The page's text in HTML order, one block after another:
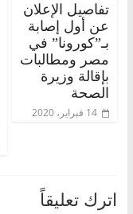
تفاصيل الإعلان
عن أول إصابة
بـ”كورونا” في
مصر ومطالبات
بإقالة وزيرة
الصحة
14 فبراير، 2020
اترك تعليقاً